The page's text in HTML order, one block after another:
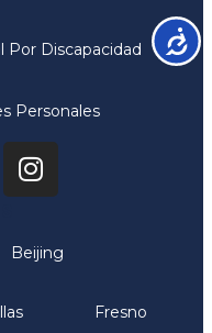
Por Discapacidad
Personales
Beijing
Fresno